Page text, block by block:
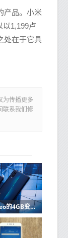
产品。小米
以1,199卢
处在于它具
为传播更多
联系我们修
Vivo iQOO Neo的4GB变体在TENAA上配备三重后置摄像头